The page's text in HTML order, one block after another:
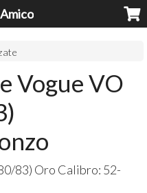
Vogue VO
83) Oro Calibro: 52-